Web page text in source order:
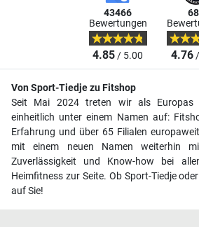
43466
Bewertungen
4.85/ 5.00 4.76/
Von Sport-Tiedje zu Fitshop
Seit Mai 2024 treten wir als
einheitlich unter einem Namen auf:
Erfahrung und über 65 Filialen
mit einem neuen Namen weiterhin
Zuverlässigkeit und Know-how bei
Heimfitness zur Seite. Ob Sport-Tiedje
auf Sie!